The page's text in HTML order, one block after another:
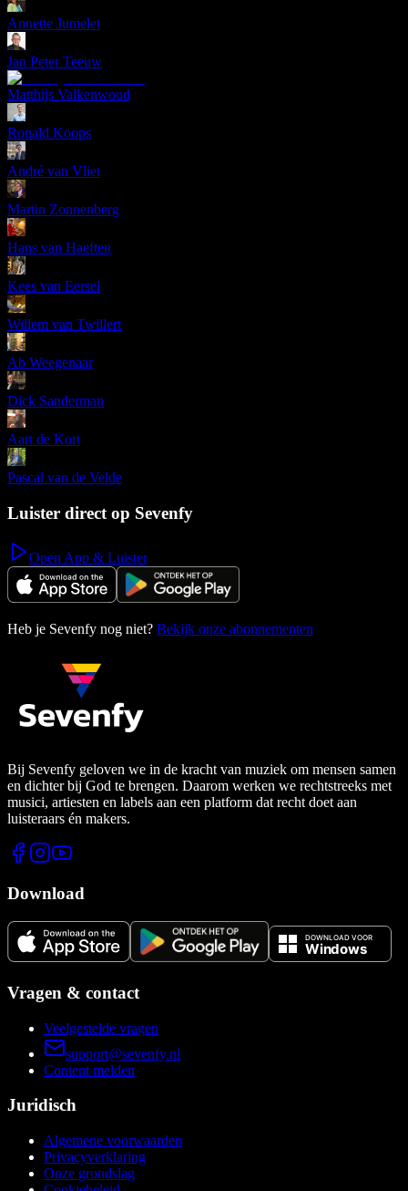
Annette Jumelet
Jan Peter Teeuw
Matthijs Valkenwoud
Ronald Koops
André van Vliet
Martin Zonnenberg
Hans van Haeften
Kees van Eersel
Willem van Twillert
Ab Weegenaar
Dick Sanderman
Aart de Kort
Pascal van de Velde
Luister direct op Sevenfy
Open App & Luister
Heb je Sevenfy nog niet? Bekijk onze abonnementen
Bij Sevenfy geloven we in de kracht van muziek om mensen samen
en dichter bij God te brengen. Daarom werken we rechtstreeks met
musici, artiesten en labels aan een platform dat recht doet aan
luisteraars én makers.
Download
Vragen & contact
Veelgestelde vragen
support@sevenfy.nl
Content melden
Juridisch
Algemene voorwaarden
Privacyverklaring
Onze grondslag